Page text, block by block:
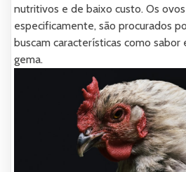
nutritivos e de baixo custo. Os
especificamente, são procurados
buscam características como
gema.